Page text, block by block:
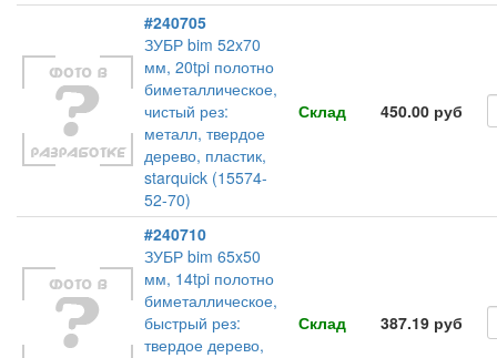
#240705
ЗУБР bim 52x70
мм, 20tpi полотно
биметаллическое,
чистый рез:
металл, твердое
дерево, пластик,
starquick (15574-
52-70)
Склад 450.00 руб
#240710
ЗУБР bim 65x50
мм, 14tpi полотно
биметаллическое,
быстрый рез:
твердое дерево,
Склад 387.19 руб